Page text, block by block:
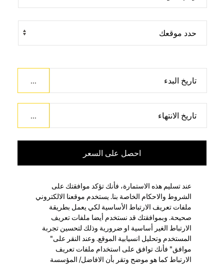
...
...
احصل على السعر
عند تسليم هذه الاستمارة، فأنك تؤكد موافقتك على
الشروط والاحكام الخاصة بنا. يستخدم موقعنا الالكتروني
ملفات تعريف الارتباط الأساسية لكي يعمل بطريقة
صحيحة. وبموافقتك قد نستخدم أيضا ملفات تعريف
الارتباط الغير أساسية او ضرورية وذلك لتحسين تجربة
المستخدم وتحليل انسيابية الموقع. وعند النقر على"
موافق" فأنك توافق على استخدام ملفات تعريف
الارتباط كما هو موضح وتقر بأن الافاضل/ المؤسسة